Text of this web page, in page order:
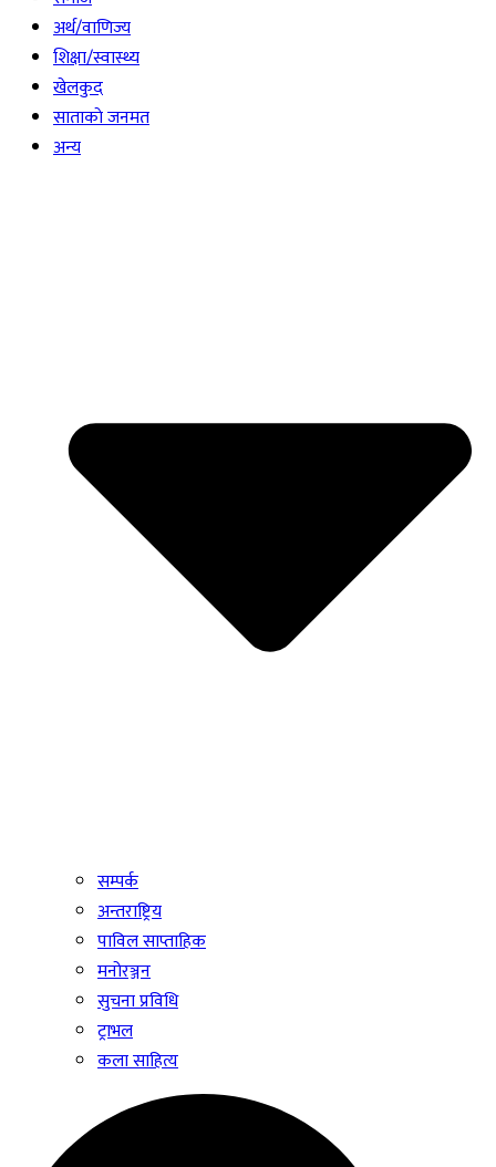
अर्थ/वाणिज्य
शिक्षा/स्वास्थ्य
खेलकुद
साताकाे जनमत
अन्य
सम्पर्क
अन्तराष्ट्रिय
पाविल साप्ताहिक
मनोरञ्जन
सुचना प्रविधि
ट्राभल
कला साहित्य